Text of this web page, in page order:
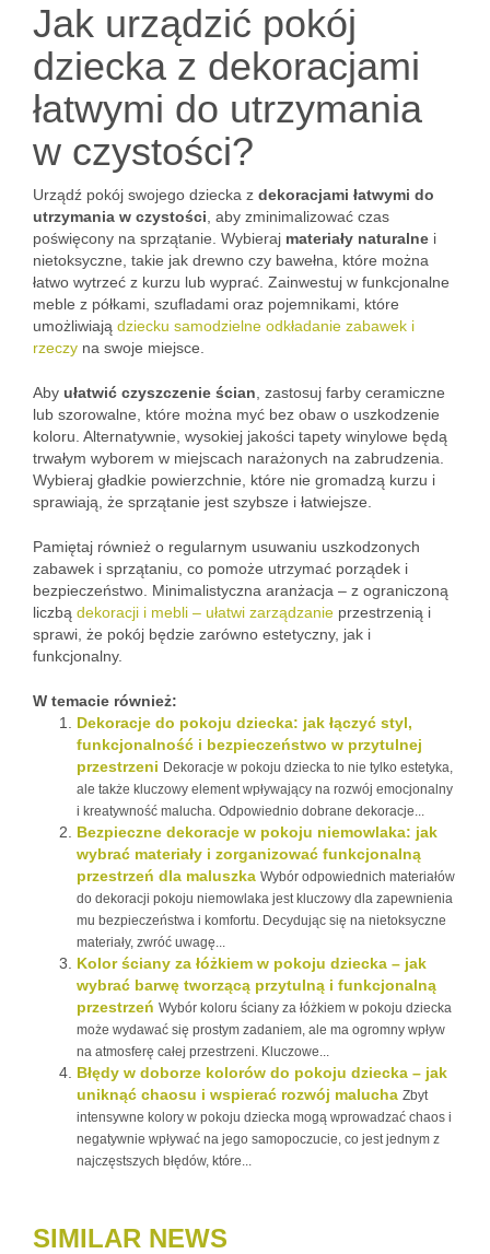
Jak urządzić pokój
dziecka z dekoracjami
łatwymi do utrzymania
w czystości?
Urządź pokój swojego dziecka z dekoracjami łatwymi do
utrzymania w czystości , aby zminimalizować czas
poświęcony na sprzątanie. Wybieraj materiały naturalne i
nietoksyczne, takie jak drewno czy bawełna, które można
łatwo wytrzeć z kurzu lub wyprać. Zainwestuj w funkcjonalne
meble z półkami, szufladami oraz pojemnikami, które
umożliwiają dziecku samodzielne odkładanie zabawek i
rzeczy na swoje miejsce.
Aby ułatwić czyszczenie ścian , zastosuj farby ceramiczne
lub szorowalne, które można myć bez obaw o uszkodzenie
koloru. Alternatywnie, wysokiej jakości tapety winylowe będą
trwałym wyborem w miejscach narażonych na zabrudzenia.
Wybieraj gładkie powierzchnie, które nie gromadzą kurzu i
sprawiają, że sprzątanie jest szybsze i łatwiejsze.
Pamiętaj również o regularnym usuwaniu uszkodzonych
zabawek i sprzątaniu, co pomoże utrzymać porządek i
bezpieczeństwo. Minimalistyczna aranżacja – z ograniczoną
liczbą dekoracji i mebli – ułatwi zarządzanie przestrzenią i
sprawi, że pokój będzie zarówno estetyczny, jak i
funkcjonalny.
W temacie również:
Dekoracje do pokoju dziecka: jak łączyć styl,
funkcjonalność i bezpieczeństwo w przytulnej
przestrzeni Dekoracje w pokoju dziecka to nie tylko estetyka,
ale także kluczowy element wpływający na rozwój emocjonalny
i kreatywność malucha. Odpowiednio dobrane dekoracje...
Bezpieczne dekoracje w pokoju niemowlaka: jak
wybrać materiały i zorganizować funkcjonalną
przestrzeń dla maluszka Wybór odpowiednich materiałów
do dekoracji pokoju niemowlaka jest kluczowy dla zapewnienia
mu bezpieczeństwa i komfortu. Decydując się na nietoksyczne
materiały, zwróć uwagę...
Kolor ściany za łóżkiem w pokoju dziecka – jak
wybrać barwę tworzącą przytulną i funkcjonalną
przestrzeń Wybór koloru ściany za łóżkiem w pokoju dziecka
może wydawać się prostym zadaniem, ale ma ogromny wpływ
na atmosferę całej przestrzeni. Kluczowe...
Błędy w doborze kolorów do pokoju dziecka – jak
uniknąć chaosu i wspierać rozwój malucha Zbyt
intensywne kolory w pokoju dziecka mogą wprowadzać chaos i
negatywnie wpływać na jego samopoczucie, co jest jednym z
najczęstszych błędów, które...
SIMILAR NEWS